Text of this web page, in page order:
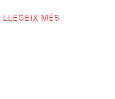
LLEGEIX MÉS